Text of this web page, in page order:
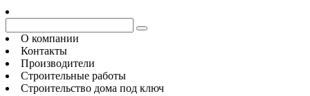
О компании
Контакты
Производители
Строительные работы
Строительство дома под ключ